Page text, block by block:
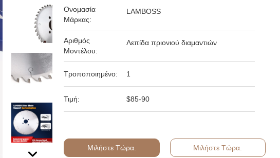
Ονομασία
Μάρκας:
LAMBOSS
Αριθμός
Μοντέλου:
Λεπίδα πριονιού διαμαντιών
Τροποποιημένο: 1
Τιμή: $85-90
Μιλήστε Τώρα. Μιλήστε Τώρα.